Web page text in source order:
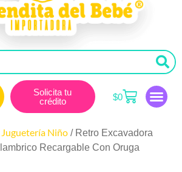
Solicita tu
crédito
$0
Juguetería Niño / Retro Excavadora
Recargable Con Oruga